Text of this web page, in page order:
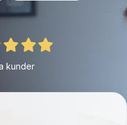
kunder